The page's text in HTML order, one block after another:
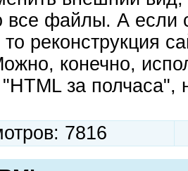
все файлы. А если
реконструкция
конечно,
за полчаса",
7816